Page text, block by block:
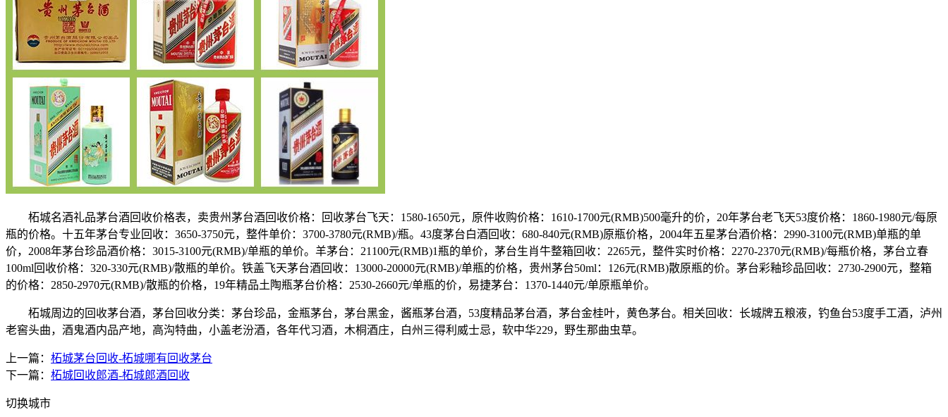
柘城名酒礼品茅台酒回收价格表，卖贵州茅台酒回收价格：回收茅台飞天：1580-1650元，原件收购价格：1610-1700元(RMB)500毫升的价，20年茅台老飞天53度价格：1860-1980元/每原
瓶的价格。十五年茅台专业回收：3650-3750元，整件单价：3700-3780元(RMB)/瓶。43度茅台白酒回收：680-840元(RMB)原瓶价格，2004年五星茅台酒价格：2990-3100元(RMB)单瓶的单
价，2008年茅台珍品酒价格：3015-3100元(RMB)/单瓶的单价。羊茅台：21100元(RMB)1瓶的单价，茅台生肖牛整箱回收：2265元，整件实时价格：2270-2370元(RMB)/每瓶价格，茅台立春
100ml回收价格：320-330元(RMB)/散瓶的单价。铁盖飞天茅台酒回收：13000-20000元(RMB)/单瓶的价格，贵州茅台50ml：126元(RMB)散原瓶的价。茅台彩釉珍品回收：2730-2900元，整箱
的价格：2850-2970元(RMB)/散瓶的价格，19年精品土陶瓶茅台价格：2530-2660元/单瓶的价，易捷茅台：1370-1440元/单原瓶单价。
柘城周边的回收茅台酒，茅台回收分类：茅台珍品，金瓶茅台，茅台黑金，酱瓶茅台酒，53度精品茅台酒，茅台金桂叶，黄色茅台。相关回收：长城牌五粮液，钓鱼台53度手工酒，泸州
老窖头曲，酒鬼酒内品产地，高沟特曲，小盖老汾酒，各年代习酒，木桐酒庄，白州三得利威士忌，软中华229，野生那曲虫草。
上一篇： 柘城茅台回收-柘城哪有回收茅台
下一篇： 柘城回收郎酒-柘城郎酒回收
切换城市